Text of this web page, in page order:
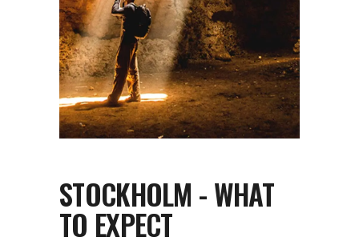
STOCKHOLM - WHAT
TO EXPECT